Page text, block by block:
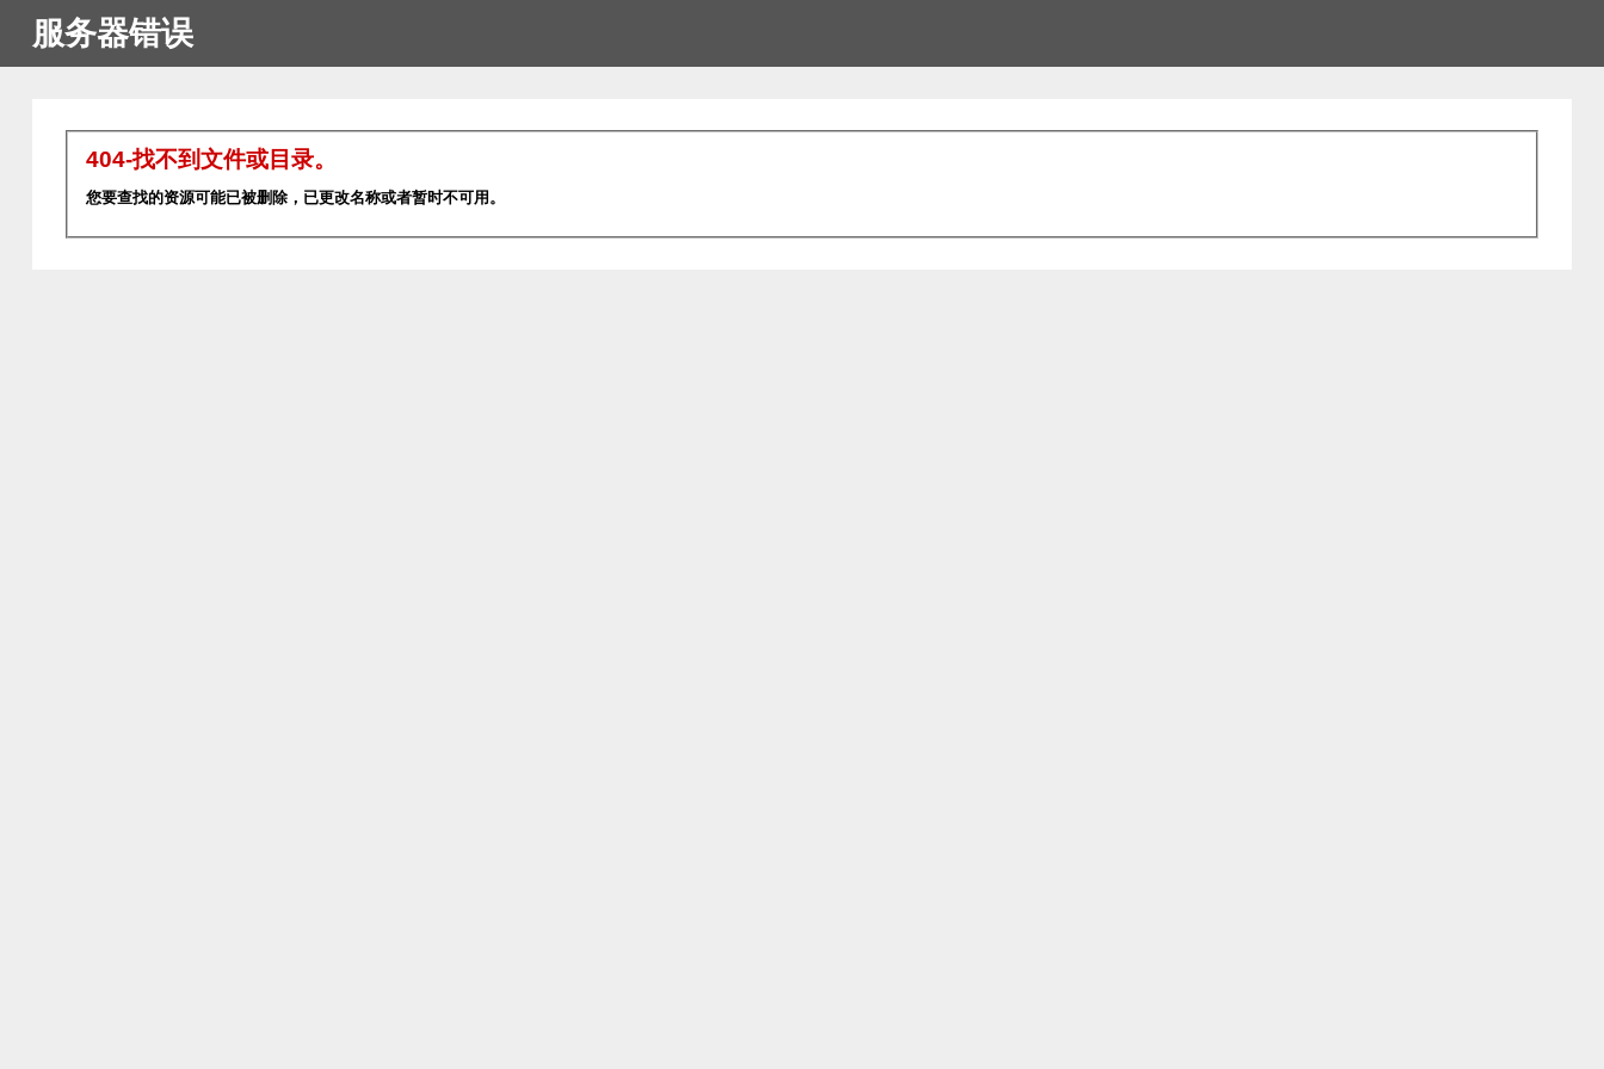
服务器错误
404-找不到文件或目录。
您要查找的资源可能已被删除，已更改名称或者暂时不可用。